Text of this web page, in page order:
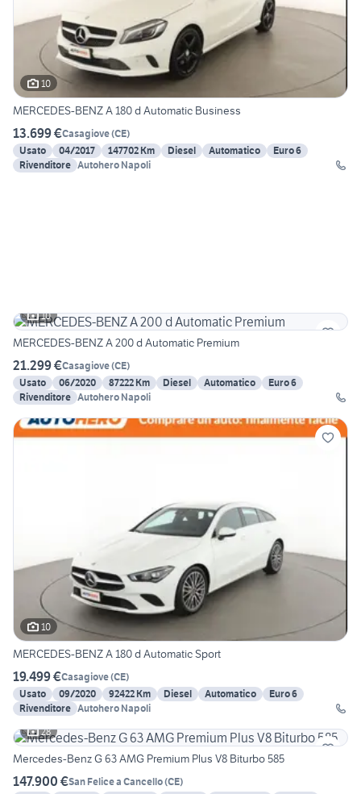
10
MERCEDES-BENZ A 180 d Automatic Business
13.699 €Casagiove(CE)
Usato
04/2017 147702 Km Diesel Automatico
Euro 6
Rivenditore Autohero Napoli
10
MERCEDES-BENZ A 200 d Automatic Premium
21.299 €Casagiove(CE)
Usato
06/2020 87222 Km Diesel Automatico
Euro 6
Rivenditore Autohero Napoli
10
MERCEDES-BENZ A 180 d Automatic Sport
19.499 €Casagiove(CE)
Usato
09/2020 92422 Km Diesel Automatico
Euro 6
Rivenditore Autohero Napoli
28
Mercedes-Benz G 63 AMG Premium Plus V8 Biturbo 585
147.900 €San Felice a Cancello(CE)